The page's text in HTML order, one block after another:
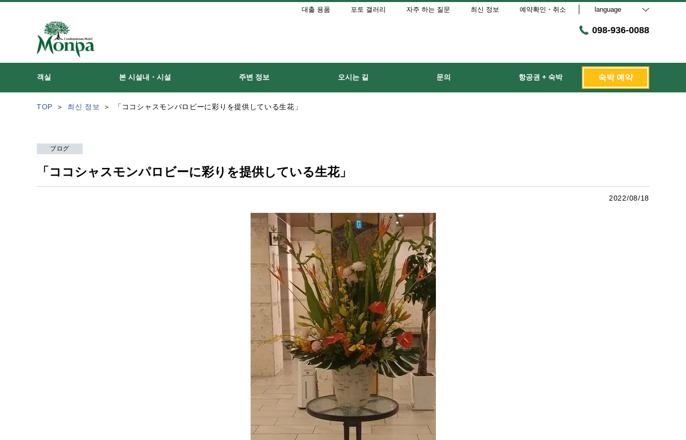
대출 용품 포토 갤러리 자주 하는 질문 최신 정보 예약확인・취소 language
098-936-0088
객실 본 시설내・시설 주변 정보 오시는 길 문의 항공권 + 숙박 숙박 예약
TOP 최신 정보 「ココシャスモンパロビーに彩りを提供している生花」
ブログ
「ココシャスモンパロビーに彩りを提供している生花」
2022/08/18